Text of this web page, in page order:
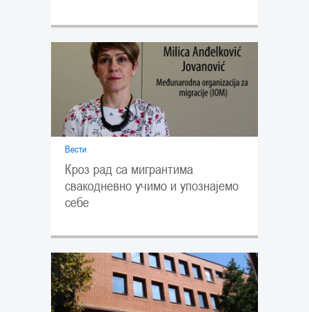
Вести
Кроз рад са мигрантима
свакодневно учимо и упознајемо
себе